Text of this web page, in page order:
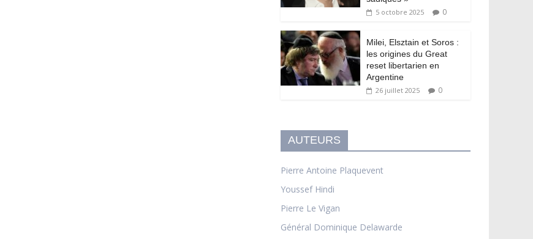
5 octobre 2025 0
Milei, Elsztain et Soros :
les origines du Great
reset libertarien en
Argentine
26 juillet 2025 0
AUTEURS
Pierre Antoine Plaquevent
Youssef Hindi
Pierre Le Vigan
Général Dominique Delawarde